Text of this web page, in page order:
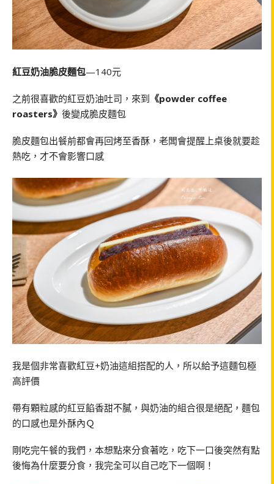
紅豆奶油脆皮麵包—140元
之前很喜歡的紅豆奶油吐司，來到 《powder coffee
roasters》 後變成脆皮麵包
脆皮麵包出餐前都會再回烤至香酥，老闆會提醒上桌後就要趁
熱吃，才不會影響口感
我是個非常喜歡紅豆+奶油這組搭配的人，所以給予這麵包極
高評價
帶有顆粒感的紅豆餡香甜不膩，與奶油的組合很是絕配，麵包
的口感也是外酥內Ｑ
剛吃完午餐的我們，本想點來分食著吃，吃下一口後突然有點
後悔為什麼要分食，我完全可以自己吃下一個啊！